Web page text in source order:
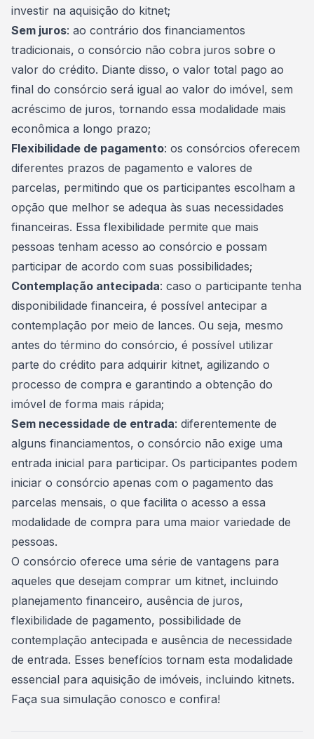
investir na aquisição do kitnet;
Sem juros: ao contrário dos financiamentos
tradicionais, o consórcio não cobra juros sobre o
valor do crédito. Diante disso, o valor total pago ao
final do consórcio será igual ao valor do imóvel, sem
acréscimo de juros, tornando essa modalidade mais
econômica a longo prazo;
Flexibilidade de pagamento: os consórcios oferecem
diferentes prazos de pagamento e valores de
parcelas, permitindo que os participantes escolham a
opção que melhor se adequa às suas necessidades
financeiras. Essa flexibilidade permite que mais
pessoas tenham acesso ao consórcio e possam
participar de acordo com suas possibilidades;
Contemplação antecipada: caso o participante tenha
disponibilidade financeira, é possível antecipar a
contemplação por meio de lances. Ou seja, mesmo
antes do término do consórcio, é possível utilizar
parte do crédito para adquirir kitnet, agilizando o
processo de compra e garantindo a obtenção do
imóvel de forma mais rápida;
Sem necessidade de entrada: diferentemente de
alguns financiamentos, o consórcio não exige uma
entrada inicial para participar. Os participantes podem
iniciar o consórcio apenas com o pagamento das
parcelas mensais, o que facilita o acesso a essa
modalidade de compra para uma maior variedade de
pessoas.
O consórcio oferece uma série de vantagens para
aqueles que desejam comprar um kitnet, incluindo
planejamento financeiro, ausência de juros,
flexibilidade de pagamento, possibilidade de
contemplação antecipada e ausência de necessidade
de entrada. Esses benefícios tornam esta modalidade
essencial para aquisição de imóveis, incluindo kitnets.
Faça sua simulação conosco e confira!